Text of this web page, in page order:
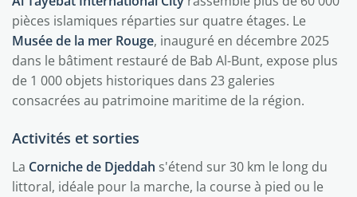
pièces islamiques réparties sur quatre étages. Le
Musée de la mer Rouge, inauguré en décembre 2025
dans le bâtiment restauré de Bab Al-Bunt, expose plus
de 1 000 objets historiques dans 23 galeries
consacrées au patrimoine maritime de la région.
Activités et sorties
La Corniche de Djeddah s'étend sur 30 km le long du
littoral, idéale pour la marche, la course à pied ou le